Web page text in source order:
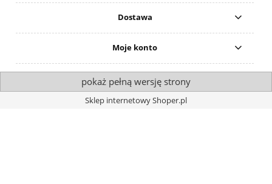
Dostawa
Moje konto
pokaż pełną wersję strony
Sklep internetowy Shoper.pl